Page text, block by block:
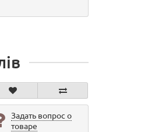
Задать вопрос о
товаре